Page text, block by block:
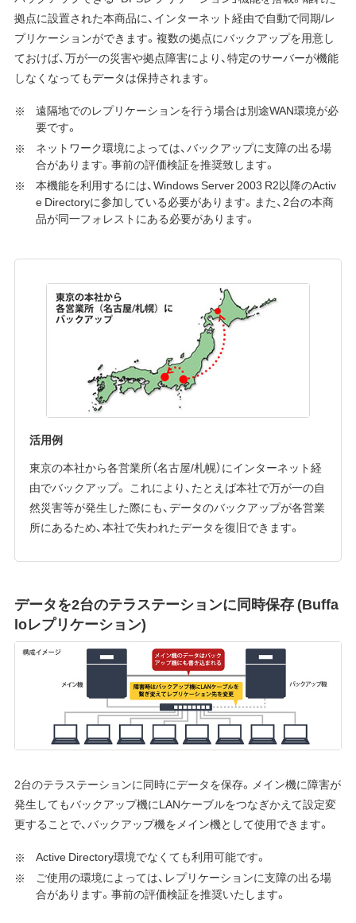
拠点に設置された本商品に、インターネット経由で自動で同期/レ
プリケーションができます。複数の拠点にバックアップを用意し
ておけば、万が一の災害や拠点障害により、特定のサーバーが機能
しなくなってもデータは保持されます。
遠隔地でのレプリケーションを行う場合は別途WAN環境が必
要です。
ネットワーク環境によっては、バックアップに支障の出る場
合があります。事前の評価検証を推奨致します。
本機能を利用するには、Windows Server 2003 R2以降のActiv
e Directoryに参加している必要があります。また、2台の本商
品が同一フォレストにある必要があります。
活用例
東京の本社から各営業所（名古屋/札幌）にインターネット経
由でバックアップ。 これにより、たとえば本社で万が一の自
然災害等が発生した際にも、データのバックアップが各営業
所にあるため、本社で失われたデータを復旧できます。
データを2台のテラステーションに同時保存 (Buffa
loレプリケーション)
2台のテラステーションに同時にデータを保存。メイン機に障害が
発生してもバックアップ機にLANケーブルをつなぎかえて設定変
更することで、バックアップ機をメイン機として使用できます。
Active Directory環境でなくても利用可能です。
ご使用の環境によっては、レプリケーションに支障の出る場
合があります。事前の評価検証を推奨いたします。